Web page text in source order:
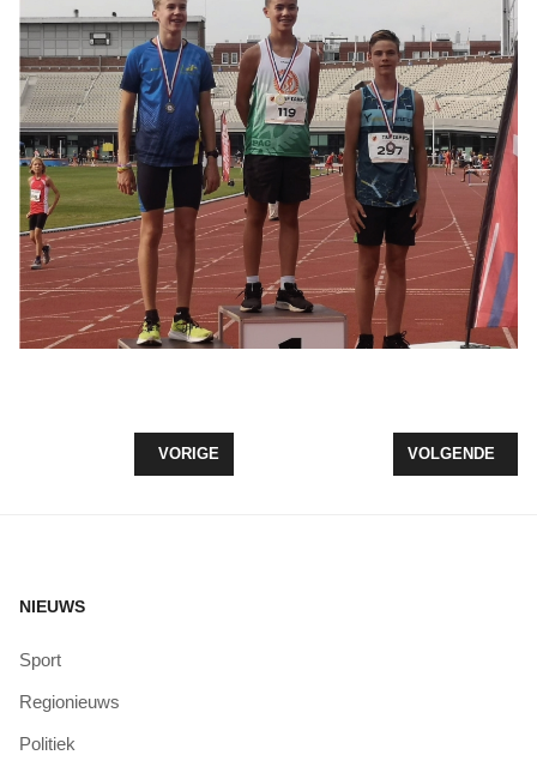
VORIG ARTIKEL: SUPER SATURDAY BIJ KV
VORIGE VOLGENDE
VOLGENDE
NIEUWS
Sport
Regionieuws
Politiek